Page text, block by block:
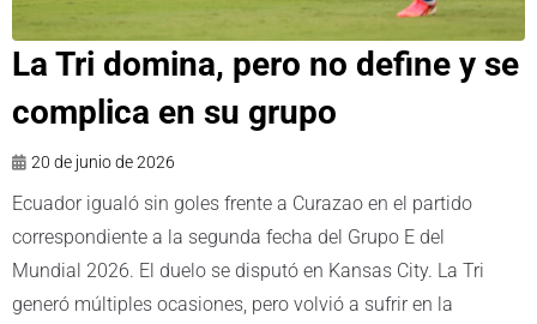
La Tri domina, pero no define y se
complica en su grupo
20 de junio de 2026
Ecuador igualó sin goles frente a Curazao en el partido
correspondiente a la segunda fecha del Grupo E del
Mundial 2026. El duelo se disputó en Kansas City. La Tri
generó múltiples ocasiones, pero volvió a sufrir en la